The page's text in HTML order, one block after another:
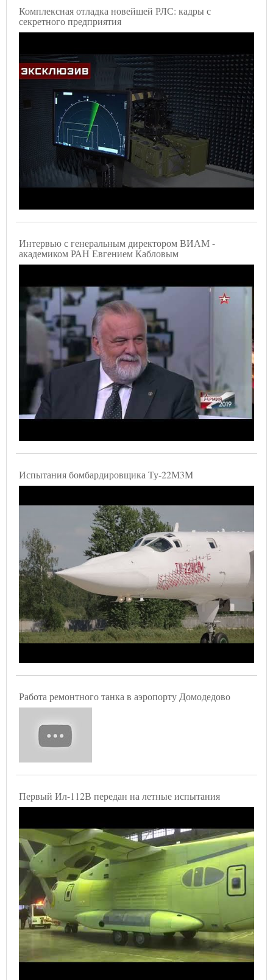
Комплексная отладка новейшей РЛС: кадры с
секретного предприятия
Интервью с генеральным директором ВИАМ -
академиком РАН Евгением Кабловым
Испытания бомбардировщика Ту-22М3М
Работа ремонтного танка в аэропорту Домодедово
Первый Ил-112В передан на летные испытания